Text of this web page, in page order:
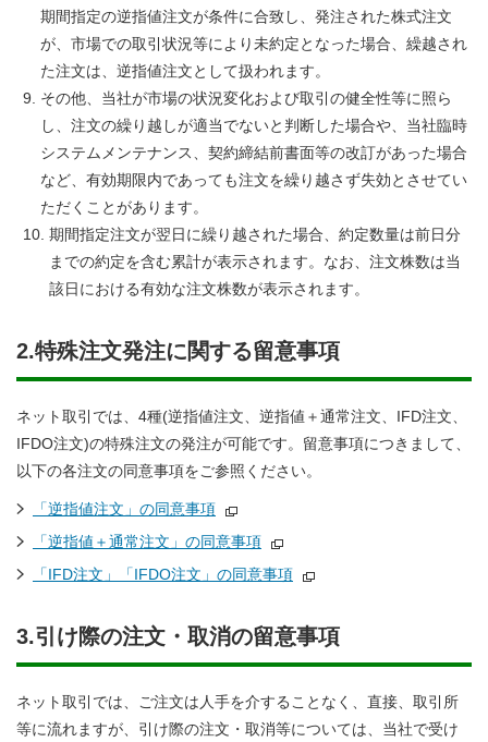
期間指定の逆指値注文が条件に合致し、発注された株式注文
が、市場での取引状況等により未約定となった場合、繰越され
た注文は、逆指値注文として扱われます。
その他、当社が市場の状況変化および取引の健全性等に照ら
し、注文の繰り越しが適当でないと判断した場合や、当社臨時
システムメンテナンス、契約締結前書面等の改訂があった場合
など、有効期限内であっても注文を繰り越さず失効とさせてい
ただくことがあります。
期間指定注文が翌日に繰り越された場合、約定数量は前日分
までの約定を含む累計が表示されます。なお、注文株数は当
該日における有効な注文株数が表示されます。
2.特殊注文発注に関する留意事項
ネット取引では、4種(逆指値注文、逆指値＋通常注文、IFD注文、
IFDO注文)の特殊注文の発注が可能です。留意事項につきまして、
以下の各注文の同意事項をご参照ください。
「逆指値注文」の同意事項
「逆指値＋通常注文」の同意事項
「IFD注文」「IFDO注文」の同意事項
3.引け際の注文・取消の留意事項
ネット取引では、ご注文は人手を介することなく、直接、取引所
等に流れますが、引け際の注文・取消等については、当社で受け